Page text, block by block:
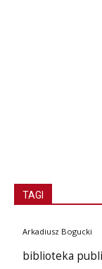
TAGI
Arkadiusz Bogucki
biblioteka